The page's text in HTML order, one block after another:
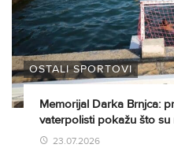
OSTALI SPORTOVI
Memorijal Darka Brnjca:
vaterpolisti pokažu što su
23.07.2026